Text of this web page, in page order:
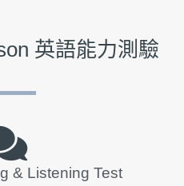
英語能力測驗
& Listening Test